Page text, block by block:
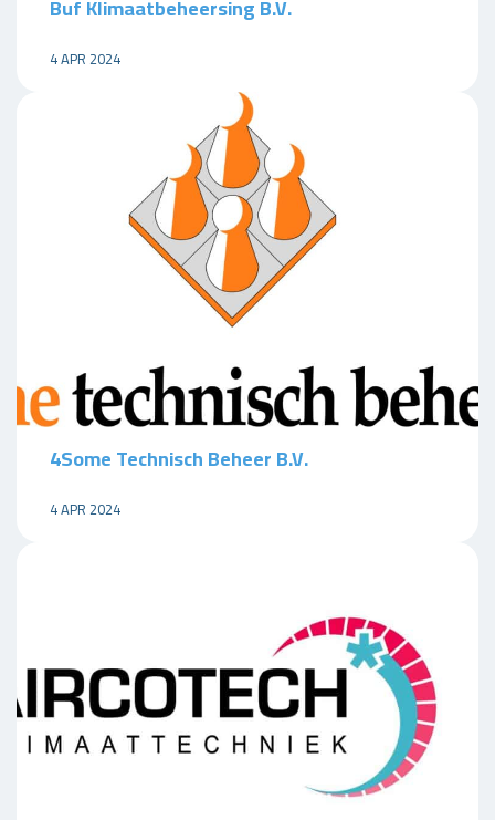
Buf Klimaatbeheersing B.V.
4 APR 2024
4Some Technisch Beheer B.V.
4 APR 2024